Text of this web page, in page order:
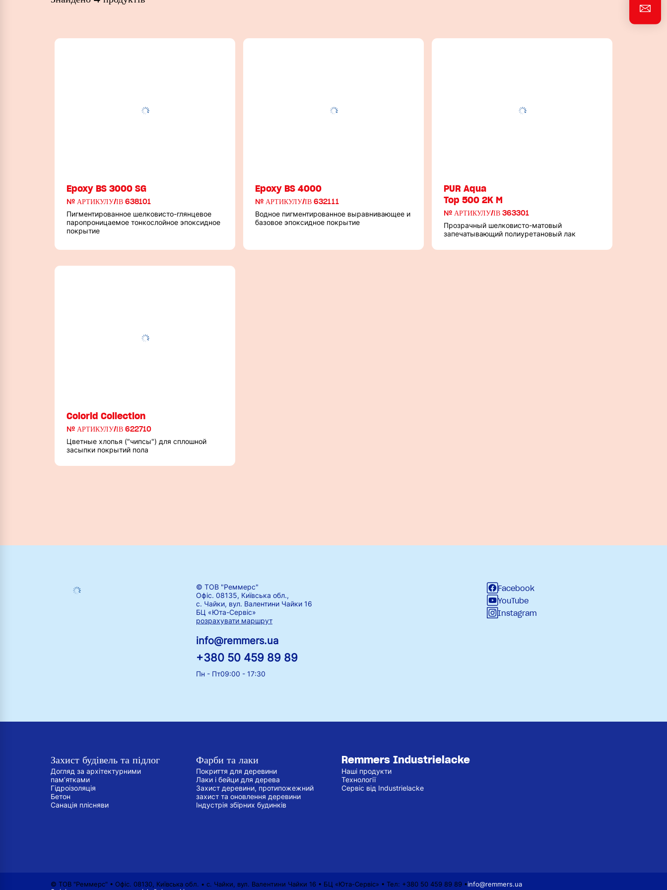
Epoxy BS 3000 SG
№ АРТИКУЛУ/ІВ 638101
Пигментированное шелковисто-глянцевое
паропроницаемое тонкослойное эпоксидное
покрытие
Epoxy BS 4000
№ АРТИКУЛУ/ІВ 632111
Водное пигментированное выравнивающее и
базовое эпоксидное покрытие
PUR Aqua
Top 500 2K M
№ АРТИКУЛУ/ІВ 363301
Прозрачный шелковисто-матовый
запечатывающий полиуретановый лак
Colorid Collection
№ АРТИКУЛУ/ІВ 622710
Цветные хлопья ("чипсы") для сплошной
засыпки покрытий пола
© ТОВ "Реммерс"
Офіс. 08135, Київська обл.,
с. Чайки, вул. Валентини Чайки 16
БЦ «Юта-Сервіс»
розрахувати маршрут
info@remmers.ua
+380 50 459 89 89
Пн - Пт09:00 - 17:30
Facebook
YouTube
Instagram
Захист будівель та підлог
Догляд за архітектурними
пам’ятками
Гідроізоляція
Бетон
Санація плісняви
Фарби та лаки
Покриття для деревини
Лаки і бейци для дерева
Захист деревини, протипожежний
захист та оновлення деревини
Індустрія збірних будинків
Remmers Industrielacke
Наші продукти
Технології
Сервіс від Industrielacke
© ТОВ "Реммерс" • Офіс. 08130, Київська обл. • с. Чайки, вул. Валентини Чайки 16 • БЦ «Юта-Сервіс» • Тел: +380 50 459 89 89 •info@remmers.ua